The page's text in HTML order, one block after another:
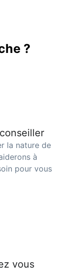
?
la nature de
à
pour vous
vous